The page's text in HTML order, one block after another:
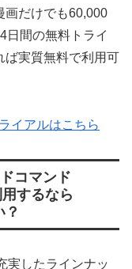
画だけでも60,000
日間の無料トライ
ば実質無料で利用可
イアルはこちら
コマンド
するなら
実したラインナッ